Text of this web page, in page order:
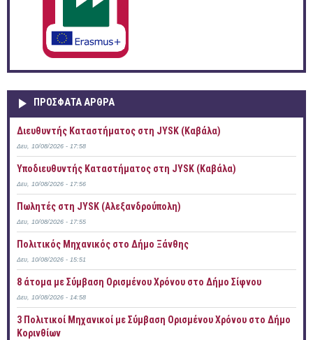
ΠΡOΣΦΑΤΑ AΡΘΡΑ
Διευθυντής Καταστήματος στη JYSK (Καβάλα)
Δευ, 10/08/2026 - 17:58
Υποδιευθυντής Καταστήματος στη JYSK (Καβάλα)
Δευ, 10/08/2026 - 17:56
Πωλητές στη JYSK (Αλεξανδρούπολη)
Δευ, 10/08/2026 - 17:55
Πολιτικός Μηχανικός στο Δήμο Ξάνθης
Δευ, 10/08/2026 - 15:51
8 άτομα με Σύμβαση Ορισμένου Χρόνου στο Δήμο Σίφνου
Δευ, 10/08/2026 - 14:58
3 Πολιτικοί Μηχανικοί με Σύμβαση Ορισμένου Χρόνου στο Δήμο
Κορινθίων